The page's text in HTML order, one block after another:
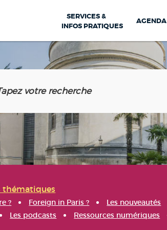
SERVICES &
INFOS PRATIQUES
AGENDA
thématiques
? Foreign in Paris ? Les nouveautés
Les podcasts Ressources numériques